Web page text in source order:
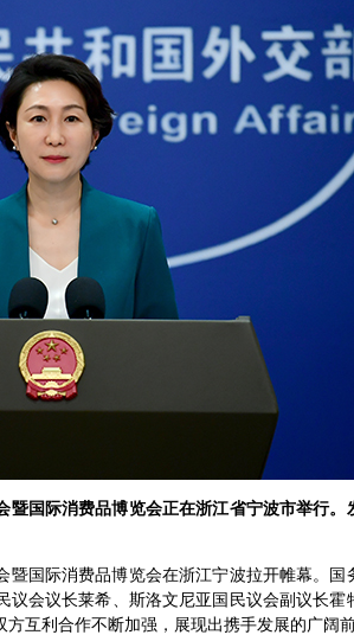
国际消费品博览会正在浙江省宁波市举行。
国际消费品博览会在浙江宁波拉开帷幕。国
议会议长莱希、斯洛文尼亚国民议会副议长霍
互利合作不断加强，展现出携手发展的广阔前